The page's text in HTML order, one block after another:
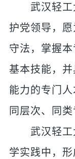
武汉轻工
护党领导，
守法，掌握
基本技能，
能力的专门
同层次、同
武汉轻工
学实践中，